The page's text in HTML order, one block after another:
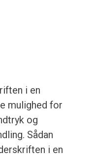
i en
mulighed for
og
Sådan
i en